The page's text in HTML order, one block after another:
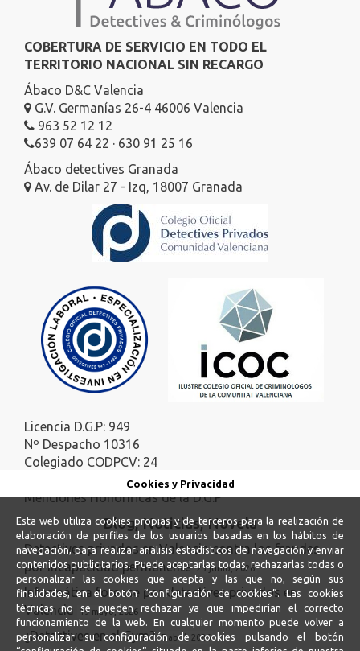
Cookies y Privacidad
Esta web utiliza cookies propias y de terceros para la realización de
elaboración de perfiles de los usuarios basadas en los hábitos de
navegación, para realizar análisis estadísticos de navegación y enviar
contenidos publicitarios. Puede aceptarlas todas, rechazarlas todas o
personalizar las cookies que acepta y las que no, según sus
finalidades, en el botón “configuración de cookies”. Las cookies
técnicas no se pueden rechazar ya que impedirían el correcto
funcionamiento de la web. En cualquier momento puede volver a
personalizar su configuración de cookies pulsando el botón
COBERTURA DE SERVICIO EN TODO EL
TERRITORIO NACIONAL SIN RECARGO
Ábaco D&C Valencia
G.V. Germanías 26-4 46006 Valencia
963 52 12 12
639 07 64 22 · 630 91 25 16
Ábaco detectives Granada
Av. de Dilar 27 - Izq, 18007 Granada
Licencia D.G.P: 949
Nº Despacho 10316
Colegiado CODPCV: 24
Colegiado ICOC: 140
Menciones Honoríficas de la D.G.P
Blog, Noticias, Novela
Detectives privados en Valencia contra los fraudes
por incapacidad permanente 23 junio, 2026
Informática forense por detectives privados en
Valencia
19 mayo, 2026
¿Detectives en el Gym? 5 abril, 2026